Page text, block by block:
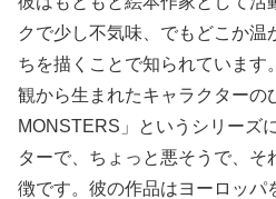
クで少し不気味、でもどこか温
ちを描くことで知られています
観から生まれたキャラクターの
MONSTERS」というシリーズ
ターで、ちょっと悪そうで、
徴です。彼の作品はヨーロッパ